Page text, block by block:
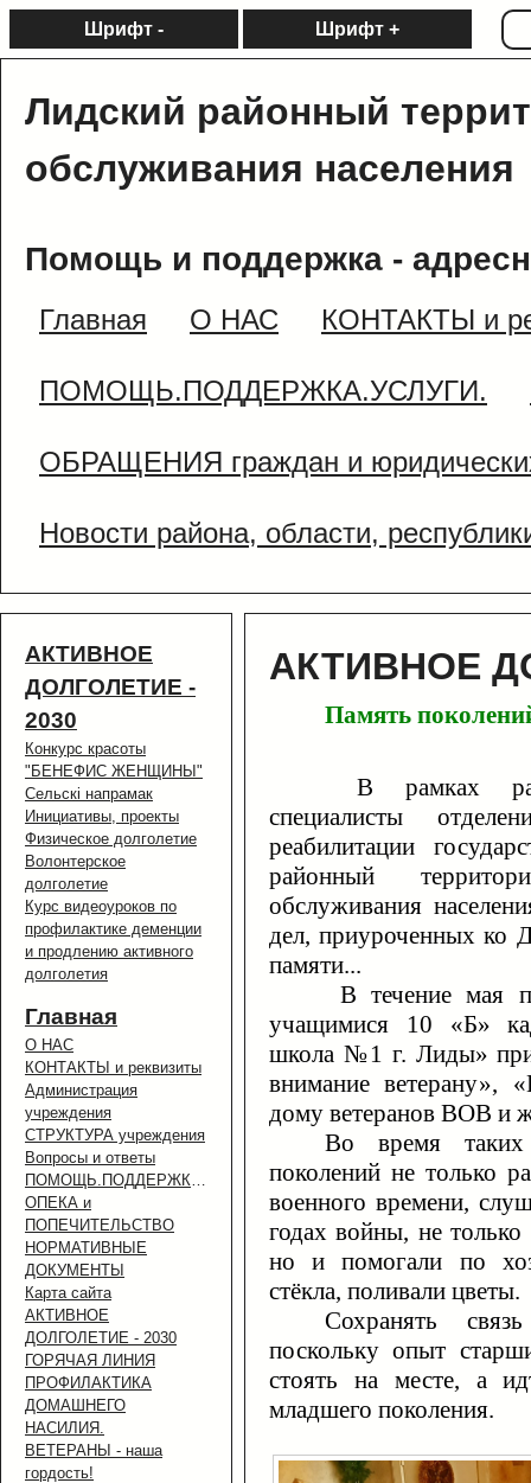
Шрифт - Шрифт +
Лидский районный
обслуживания населения
Помощь и поддержка -
Главная О НАС КОНТАКТЫ и
ПОМОЩЬ.ПОДДЕРЖКА.УСЛУГИ.
ОБРАЩЕНИЯ граждан и
Новости района, области,
АКТИВНОЕ
ДОЛГОЛЕТИЕ -
2030
Конкурс красоты
"БЕНЕФИС ЖЕНЩИНЫ"
Сельскi напрамак
Инициативы, проекты
Физическое долголетие
Волонтерское
долголетие
Курс видеоуроков по
профилактике деменции
и продлению активного
долголетия
Главная
О НАС
КОНТАКТЫ и реквизиты
Администрация
учреждения
СТРУКТУРА учреждения
Вопросы и ответы
ОПЕКА и
ПОПЕЧИТЕЛЬСТВО
НОРМАТИВНЫЕ
ДОКУМЕНТЫ
Карта сайта
АКТИВНОЕ
ДОЛГОЛЕТИЕ - 2030
ГОРЯЧАЯ ЛИНИЯ
ПРОФИЛАКТИКА
ДОМАШНЕГО
НАСИЛИЯ.
ВЕТЕРАНЫ - наша
гордость!
АКТИВНОЕ
Память
В рамках
специалисты
реабилитации
районный
обслуживания
дел, приуроченных ко
памяти...
В течение мая
учащимися 10 «Б»
школа №1 г. Лиды»
внимание ветерану»,
дому ветеранов ВОВ и
Во время таких
поколений не только
военного времени,
годах войны, не
но и помогали по
стёкла, поливали цветы.
Сохранять
поскольку опыт
стоять на месте, а
младшего поколения.